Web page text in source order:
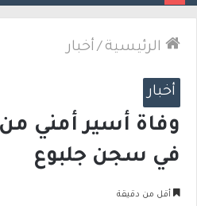
الرئيسية / أخبار
أخبار
وفاة أسير أمني
في سجن جلبوع
أقل من دقيقة